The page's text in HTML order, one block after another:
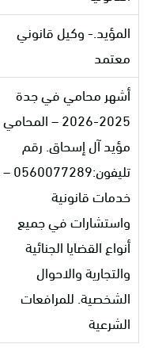
المؤيد.- وكيل قانوني
معتمد
أشهر محامي في جدة
2025-2026 – المحامي
مؤيد آل إسحاق. رقم
تليفون:0560077289 –
خدمات قانونية
واستشارات في جميع
أنواع القضايا الجنائية
والتجارية والاحوال
الشخصية. للمرافعات
الشرعية